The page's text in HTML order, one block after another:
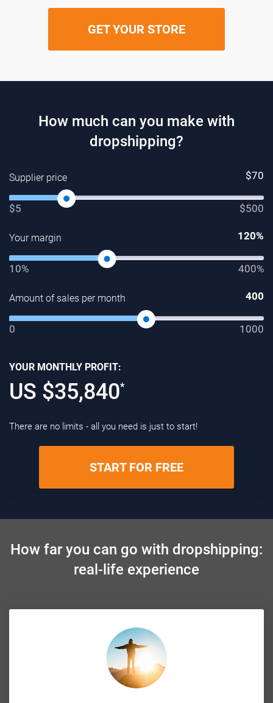
GET YOUR STORE
How much can you make with
dropshipping?
Supplier price $70
$5 $500
Your margin 120%
10% 400%
Amount of sales per month 400
0 1000
YOUR MONTHLY PROFIT:
US $35,840*
There are no limits - all you need is just to start!
START FOR FREE
How far you can go with dropshipping:
real-life experience